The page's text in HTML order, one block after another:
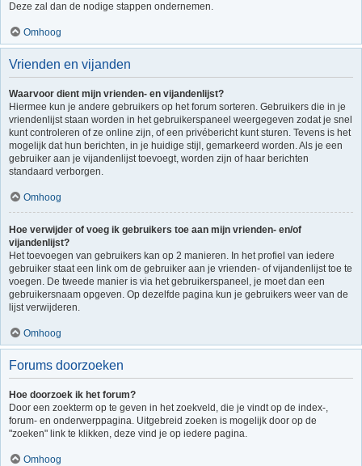
Deze zal dan de nodige stappen ondernemen.
Omhoog
Vrienden en vijanden
Waarvoor dient mijn vrienden- en vijandenlijst?
Hiermee kun je andere gebruikers op het forum sorteren. Gebruikers die in je
vriendenlijst staan worden in het gebruikerspaneel weergegeven zodat je snel
kunt controleren of ze online zijn, of een privébericht kunt sturen. Tevens is het
mogelijk dat hun berichten, in je huidige stijl, gemarkeerd worden. Als je een
gebruiker aan je vijandenlijst toevoegt, worden zijn of haar berichten
standaard verborgen.
Omhoog
Hoe verwijder of voeg ik gebruikers toe aan mijn vrienden- en/of
vijandenlijst?
Het toevoegen van gebruikers kan op 2 manieren. In het profiel van iedere
gebruiker staat een link om de gebruiker aan je vrienden- of vijandenlijst toe te
voegen. De tweede manier is via het gebruikerspaneel, je moet dan een
gebruikersnaam opgeven. Op dezelfde pagina kun je gebruikers weer van de
lijst verwijderen.
Omhoog
Forums doorzoeken
Hoe doorzoek ik het forum?
Door een zoekterm op te geven in het zoekveld, die je vindt op de index-,
forum- en onderwerppagina. Uitgebreid zoeken is mogelijk door op de
"zoeken" link te klikken, deze vind je op iedere pagina.
Omhoog